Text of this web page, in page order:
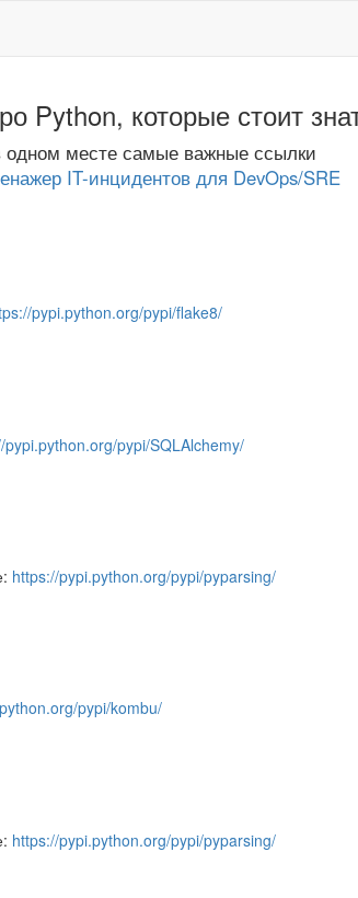
Python, которые стоит
одном месте самые важные ссылки
IT-инцидентов для DevOps/SRE
pypi.python.org/pypi/flake8/
pypi.python.org/pypi/SQLAlchemy/
https://pypi.python.org/pypi/pyparsing/
pypi/kombu/
https://pypi.python.org/pypi/pyparsing/